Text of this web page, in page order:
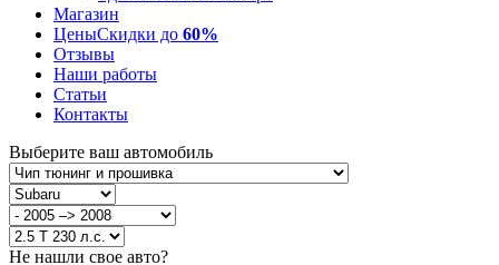
Магазин
ЦеныСкидки до 60%
Отзывы
Наши работы
Статьи
Контакты
Выберите ваш автомобиль
Не нашли свое авто?